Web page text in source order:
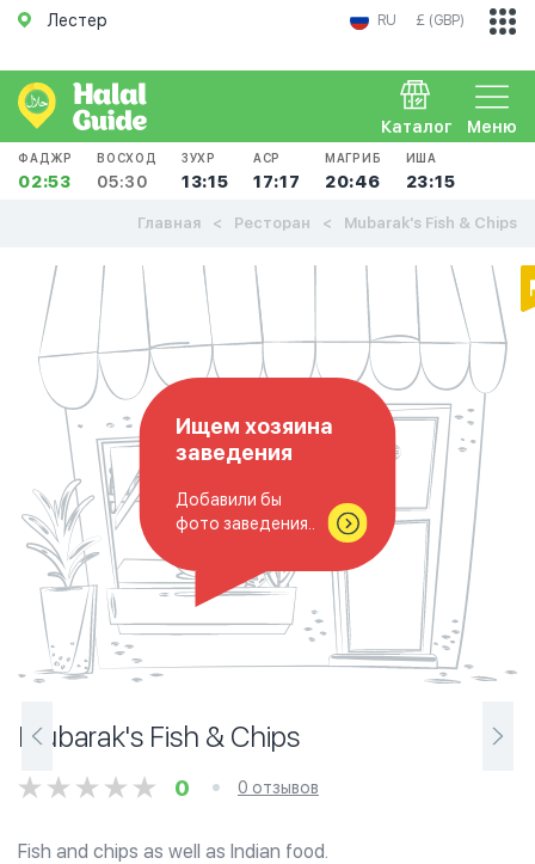
Лестер RU £ (GBP)
Меню
Каталог
ФАДЖР
02:53
ВОСХОД
05:30
ЗУХР
13:15
АСР
17:17
МАГРИБ
20:46
ИША
23:15
Главная Ресторан Mubarak's Fish & Chips
Ищем хозяина
заведения
Добавили бы
фото заведения..
Mubarak's Fish & Chips
0 0 отзывов
Fish and chips as well as Indian food.